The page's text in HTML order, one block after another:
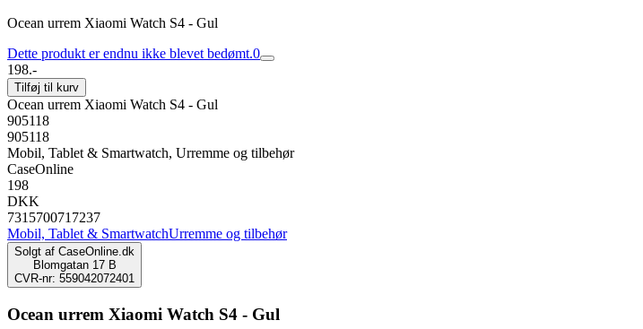
Ocean urrem Xiaomi Watch S4 - Gul
Dette produkt er endnu ikke blevet bedømt.0
198.-
Tilføj til kurv
Ocean urrem Xiaomi Watch S4 - Gul
905118
905118
Mobil, Tablet & Smartwatch, Urremme og tilbehør
CaseOnline
198
DKK
7315700717237
Mobil, Tablet & SmartwatchUrremme og tilbehør
Solgt af CaseOnline.dk
Blomgatan 17 B
CVR-nr: 559042072401
Ocean urrem Xiaomi Watch S4 - Gul